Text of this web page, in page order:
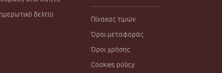
δελτίο
Πίνακας τιμών
Όροι μεταφοράς
Όροι χρήσης
Cookies policy